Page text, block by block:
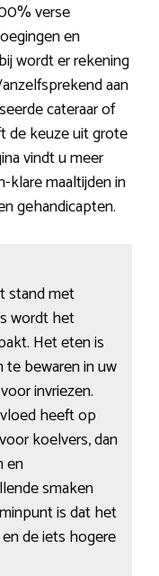
verse
en
wordt er rekening
aan
cateraar of
de keuze uit grote
vindt u meer
klare maaltijden in
gehandicapten.
stand met
wordt het
Het eten is
bewaren in uw
invriezen.
heeft op
koelvers, dan
en
smaken
is dat het
de iets hogere